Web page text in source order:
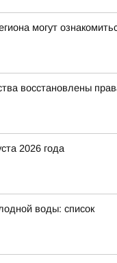
могут
восстановлены
2026 года
воды: список